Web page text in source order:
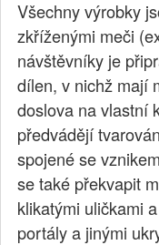
Všechny výrobky
zkříženými meči
návštěvníky je
dílen, v nichž mají
doslova na vlastní
předvádějí
spojené se
se také překvapit
klikatými uličkami
portály a jinými